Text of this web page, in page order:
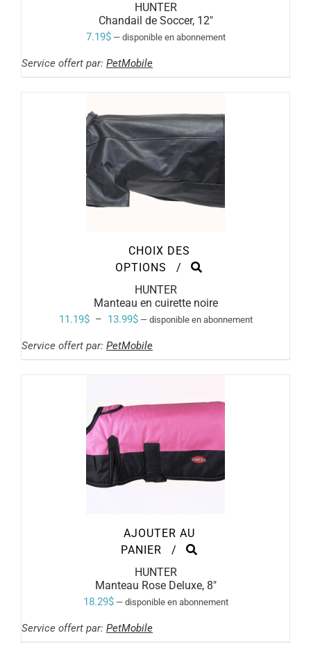
A
PLUSIEURS
VARIATIONS.
LA
PAGE
DU
PRODUIT
HUNTER
Chandail de Soccer, 12″
7.19$ —disponible en abonnement
Service offert par: PetMobile
CHOIX DES
OPTIONS
CE
A
PLUSIEURS
VARIATIONS.
LA
PAGE
PRODUIT
/
HUNTER
Manteau en cuirette noire
11.19$ – 13.99$Plage
de
13.99$
—disponible en abonnement
Service offert par: PetMobile
AJOUTER AU
PANIER
/
HUNTER
Manteau Rose Deluxe, 8″
18.29$ —disponible en abonnement
Service offert par: PetMobile